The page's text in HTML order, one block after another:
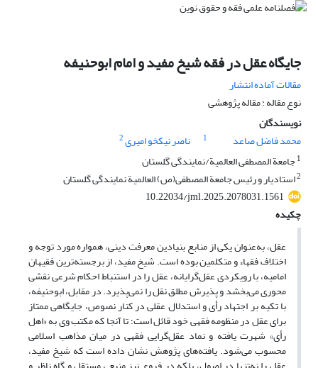
جایگاه عقل در فقه شیخ مفید و امام ابوحنیفه
مقالات آماده انتشار
نوع مقاله : مقاله پژوهشی
نویسندگان
محمد فاضل صاعد
1 ناصر نیکخو امیری2
1 جامعة المصطفی العالمیة/نمایندگی گلستان
2استادیار و رئیس جامعة المصطفی(ص) العالمیة نمایندگی گلستان
10.22034/jml.2025.2078031.1561
چکیده
عقل، به‌عنوان یکی از منابع بنیادین معرفت دینی، همواره مورد توجه و
اختلاف فقهاء و متکلمین بوده است. شیخ مفید، از برجسته‌ترین فقیهان
امامیه، با رویکردی عقل‌گرایانه، عقل را در استنباط احکام شرعی نقشی
محوری می‌بخشد و پذیرش مطلق نقل را نمی‌پذیرد. در مقابل، ابوحنیفه،
با تکیه بر اجتهاد رأی و استدلال عقلی در کنار نصوص، جایگاهی ممتاز
برای عقل در منظومه فقهی خود قائل است؛ تا آنجا که مکتب وی به «اهل
رأی» شهرت یافته و نماد عقل‌گرایی فقهی در میان مذاهب اسلامی
محسوب می‌شود. یافته‌های پژوهش نشان داده است که شیخ مفید،